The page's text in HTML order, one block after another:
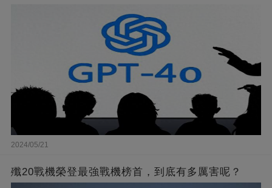
2024/05/21
殲20戰機榮登最強戰機榜首，到底有多厲害呢？